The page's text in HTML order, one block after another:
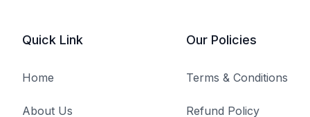
Quick Link
Home
About Us
Our Policies
Terms & Conditions
Refund Policy